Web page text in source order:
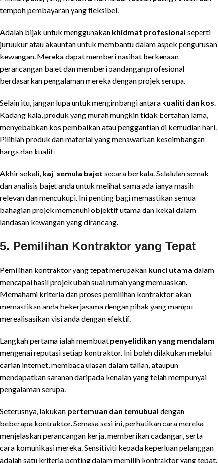
tempoh pembayaran yang fleksibel.
Adalah bijak untuk menggunakan khidmat profesional seperti
juruukur atau akauntan untuk membantu dalam aspek pengurusan
kewangan. Mereka dapat memberi nasihat berkenaan
perancangan bajet dan memberi pandangan profesional
berdasarkan pengalaman mereka dengan projek serupa.
Selain itu, jangan lupa untuk mengimbangi antara kualiti dan kos
Kadang kala, produk yang murah mungkin tidak bertahan lama,
menyebabkan kos pembaikan atau penggantian di kemudian hari.
Pilihlah produk dan material yang menawarkan keseimbangan
harga dan kualiti.
Akhir sekali, kaji semula bajet secara berkala. Selalulah semak
dan analisis bajet anda untuk melihat sama ada ianya masih
relevan dan mencukupi. Ini penting bagi memastikan semua
bahagian projek memenuhi objektif utama dan kekal dalam
landasan kewangan yang dirancang.
5. Pemilihan Kontraktor yang Tepat
Pemilihan kontraktor yang tepat merupakan kunci utama dalam
mencapai hasil projek ubah suai rumah yang memuaskan.
Memahami kriteria dan proses pemilihan kontraktor akan
memastikan anda bekerjasama dengan pihak yang mampu
merealisasikan visi anda dengan efektif.
Langkah pertama ialah membuat penyelidikan yang mendalam
mengenai reputasi setiap kontraktor. Ini boleh dilakukan melalui
carian internet, membaca ulasan dalam talian, ataupun
mendapatkan saranan daripada kenalan yang telah mempunyai
pengalaman serupa.
Seterusnya, lakukan pertemuan dan temubual dengan
beberapa kontraktor. Semasa sesi ini, perhatikan cara mereka
menjelaskan perancangan kerja, memberikan cadangan, serta
cara komunikasi mereka. Sensitiviti kepada keperluan pelanggan
adalah satu kriteria penting dalam memilih kontraktor yang tepat.